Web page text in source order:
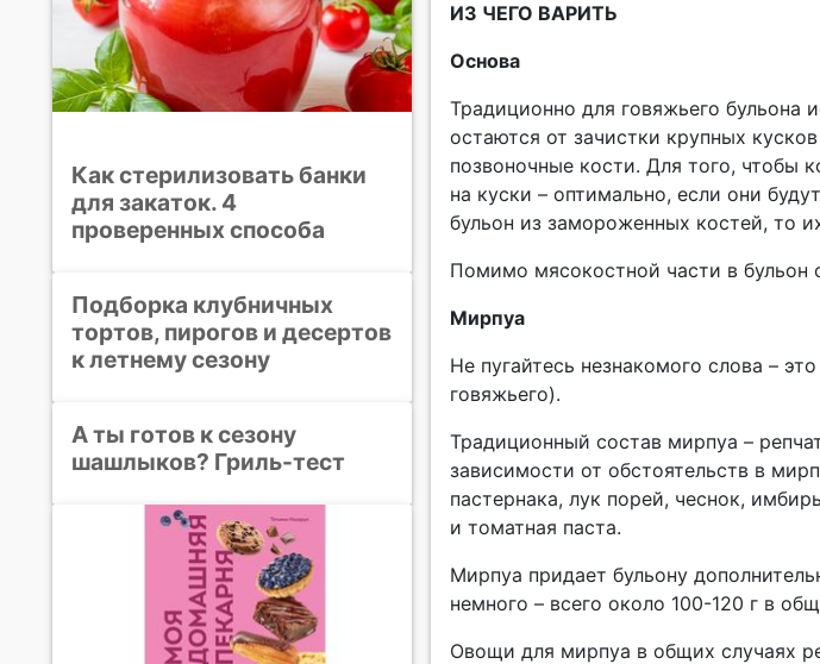
Как стерилизовать банки
для закаток. 4
проверенных способа
Подборка клубничных
тортов, пирогов и десертов
к летнему сезону
А ты готов к сезону
шашлыков? Гриль-тест
ИЗ ЧЕГО ВАРИТЬ
Основа
Традиционно для говяжьего бульона
остаются от зачистки крупных
позвоночные кости. Для того, чтобы
на куски – оптимально, если они
бульон из замороженных костей, то
Помимо мясокостной части в бульон
Мирпуа
Не пугайтесь незнакомого слова –
говяжьего).
Традиционный состав мирпуа –
зависимости от обстоятельств в
пастернака, лук порей, чеснок,
и томатная паста.
Мирпуа придает бульону
немного – всего около 100-120 г в
Овощи для мирпуа в общих случаях